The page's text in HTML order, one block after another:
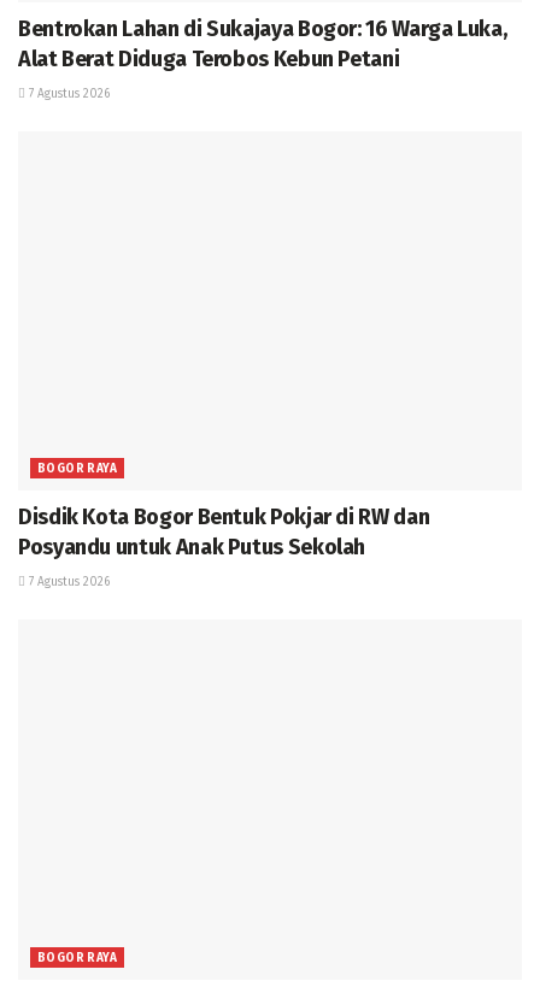
Bentrokan Lahan di Sukajaya Bogor: 16 Warga Luka,
Alat Berat Diduga Terobos Kebun Petani
7 Agustus 2026
BOGOR RAYA
Disdik Kota Bogor Bentuk Pokjar di RW dan
Posyandu untuk Anak Putus Sekolah
7 Agustus 2026
BOGOR RAYA